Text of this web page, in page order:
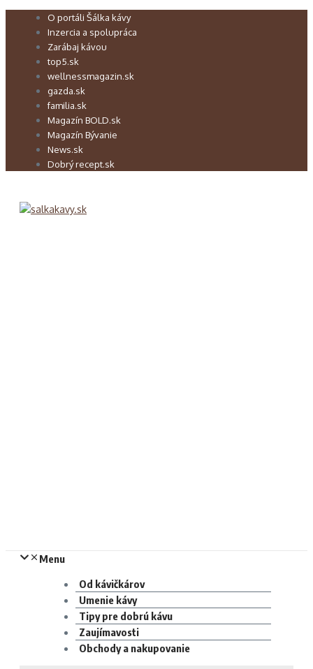
Preskočiť O portáli Šálka kávy
Inzercia a spolupráca
Zarábaj kávou
top5.sk
wellnessmagazin.sk
gazda.sk
familia.sk
Magazín BOLD.sk
Magazín Bývanie
News.sk
Dobrý recept.sk
Menu
Od kávičkárov
Umenie kávy
Tipy pre dobrú kávu
Zaujímavosti
Obchody a nakupovanie